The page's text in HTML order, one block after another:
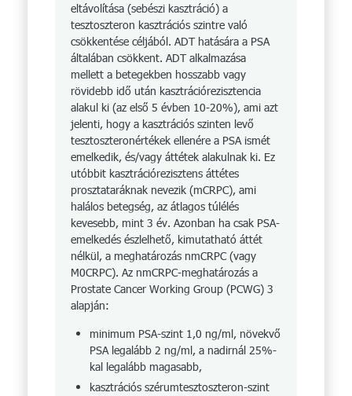
eltávolítása (sebészi kasztráció) a
tesztoszteron kasztrációs szintre való
csökkentése céljából. ADT hatására a PSA
általában csökkent. ADT alkalmazása
mellett a betegekben hosszabb vagy
rövidebb idő után kasztrációrezisztencia
alakul ki (az első 5 évben 10-20%), ami azt
jelenti, hogy a kasztrációs szinten levő
tesztoszteronértékek ellenére a PSA ismét
emelkedik, és/vagy áttétek alakulnak ki. Ez
utóbbit kasztráció­re­zisztens áttétes
prosztataráknak nevezik (mCRPC), ami
halálos betegség, az átlagos túlélés
kevesebb, mint 3 év. Azonban ha csak PSA-
emelkedés észlelhető, kimutatható áttét
nélkül, a meghatározás nmCRPC (vagy
M0CRPC). Az nmCRPC-meghatározás a
Pros­­­tate Cancer Working Group (PCWG) 3
alapján:
minimum PSA-szint 1,0 ng/ml, növekvő
PSA legalább 2 ng/ml, a nadirnál 25%-
kal legalább magasabb,
kasztrációs szérumtesztoszteron-szint